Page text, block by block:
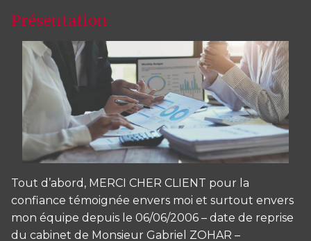
Présentation
Tout d’abord, MERCI CHER CLIENT pour la
confiance témoignée envers moi et surtout envers
mon équipe depuis le 06/06/2006 – date de reprise
du cabinet de Monsieur Gabriel ZOHAR –